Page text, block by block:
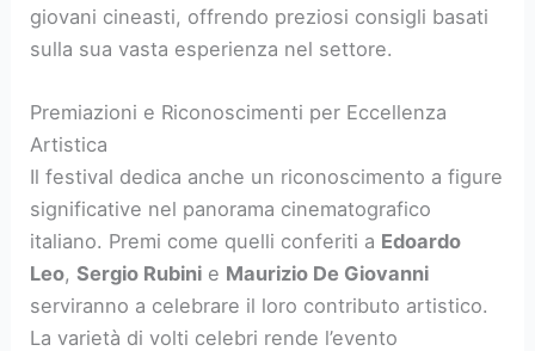
giovani cineasti, offrendo preziosi consigli basati
sulla sua vasta esperienza nel settore.
Premiazioni e Riconoscimenti per Eccellenza
Artistica
Il festival dedica anche un riconoscimento a figure
significative nel panorama cinematografico
italiano. Premi come quelli conferiti a Edoardo
Leo,Sergio Rubini e Maurizio De Giovanni
serviranno a celebrare il loro contributo artistico.
La varietà di volti celebri rende l’evento